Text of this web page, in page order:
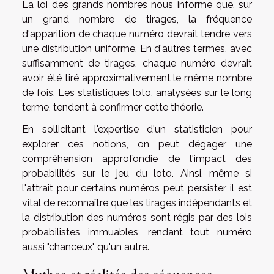
La loi des grands nombres nous informe que, sur
un grand nombre de tirages, la fréquence
d'apparition de chaque numéro devrait tendre vers
une distribution uniforme. En d'autres termes, avec
suffisamment de tirages, chaque numéro devrait
avoir été tiré approximativement le même nombre
de fois. Les statistiques loto, analysées sur le long
terme, tendent à confirmer cette théorie.
En sollicitant l'expertise d'un statisticien pour
explorer ces notions, on peut dégager une
compréhension approfondie de l'impact des
probabilités sur le jeu du loto. Ainsi, même si
l'attrait pour certains numéros peut persister, il est
vital de reconnaître que les tirages indépendants et
la distribution des numéros sont régis par des lois
probabilistes immuables, rendant tout numéro
aussi "chanceux" qu'un autre.